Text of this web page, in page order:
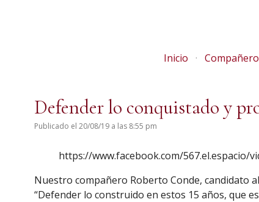
Inicio
Defender lo conquistado y
Publicado el 20/08/19 a las 8:55 pm
https://www.facebook.com/567.el.espacio/
Nuestro compañero Roberto Conde, candidato
“Defender lo construido en estos 15 años, que